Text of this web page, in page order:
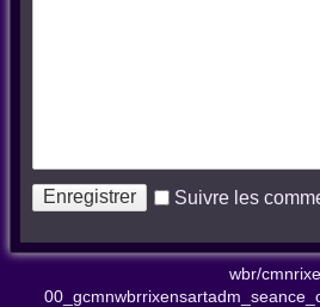
Suivre les
wbr/